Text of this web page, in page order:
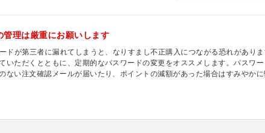
管理は厳重にお願いします
ドが第三者に漏れてしまうと、なりすまし不正購入につながる恐れがありま
いただくとともに、定期的なパスワードの変更をオススメします。パスワ
ない注文確認メールが届いたり、ポイントの減額があった場合はすみやか